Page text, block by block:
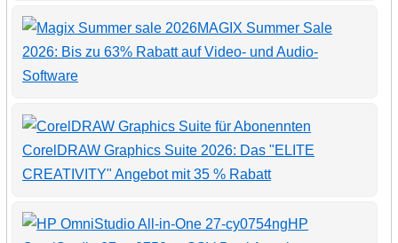
MAGIX Summer Sale
2026: Bis zu 63% Rabatt auf Video- und Audio-
Software
CorelDRAW Graphics Suite 2026: Das "ELITE
CREATIVITY" Angebot mit 35 % Rabatt
HP